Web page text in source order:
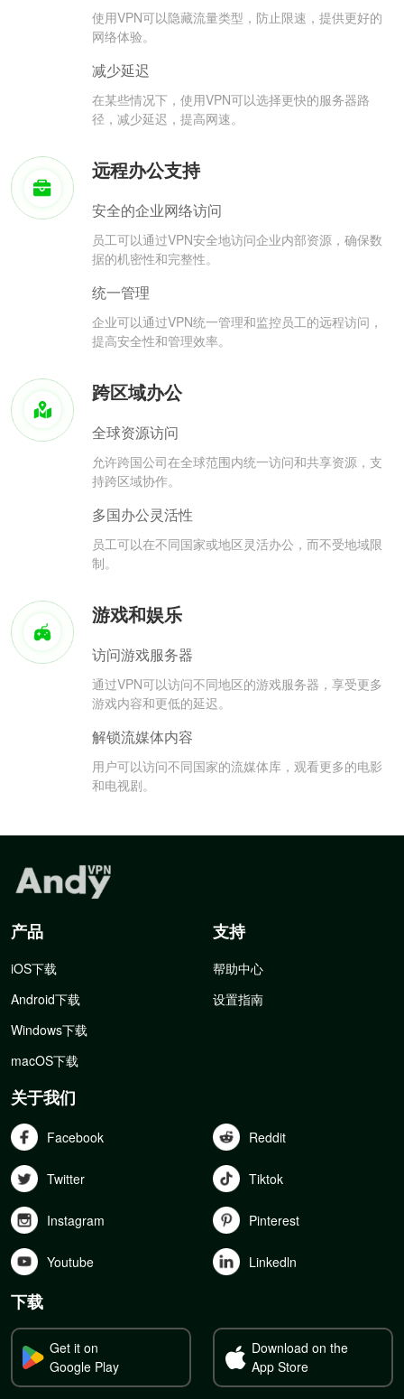
使用VPN可以隐藏流量类型，防止限速，提供更好的
网络体验。
减少延迟
在某些情况下，使用VPN可以选择更快的服务器路
径，减少延迟，提高网速。
远程办公支持
安全的企业网络访问
员工可以通过VPN安全地访问企业内部资源，确保数
据的机密性和完整性。
统一管理
企业可以通过VPN统一管理和监控员工的远程访问，
提高安全性和管理效率。
跨区域办公
全球资源访问
允许跨国公司在全球范围内统一访问和共享资源，支
持跨区域协作。
多国办公灵活性
员工可以在不同国家或地区灵活办公，而不受地域限
制。
游戏和娱乐
访问游戏服务器
通过VPN可以访问不同地区的游戏服务器，享受更多
游戏内容和更低的延迟。
解锁流媒体内容
用户可以访问不同国家的流媒体库，观看更多的电影
和电视剧。
产品
iOS下载
Android下载
Windows下载
macOS下载
支持
帮助中心
设置指南
关于我们
Facebook Reddit
Twitter Tiktok
Instagram Pinterest
Youtube Linkedln
下载
Get it on
Google Play
Download on the
App Store